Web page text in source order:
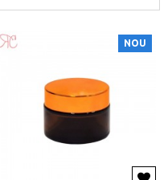
NOU